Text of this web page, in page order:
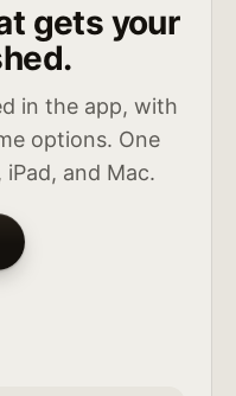
gets your
in the app, with
options. One
and Mac.